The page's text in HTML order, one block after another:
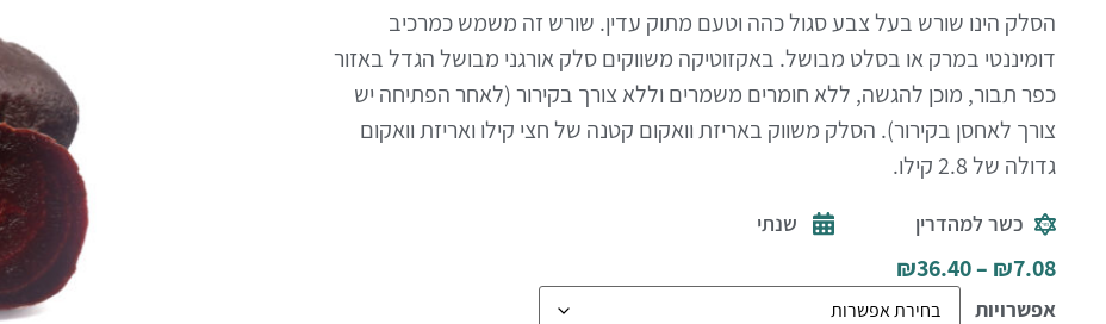
הסלק הינו שורש בעל צבע סגול כהה וטעם מתוק עדין. שורש זה משמש כמרכיב
דומיננטי במרק או בסלט מבושל. באקזוטיקה משווקים סלק אורגני מבושל הגדל באזור
כפר תבור, מוכן להגשה, ללא חומרים משמרים וללא צורך בקירור (לאחר הפתיחה יש
צורך לאחסן בקירור). הסלק משווק באריזת וואקום קטנה של חצי קילו ואריזת וואקום
גדולה של 2.8 קילו.
כשר למהדרין שנתי
₪7.08
–
₪36.40
אפשרויות